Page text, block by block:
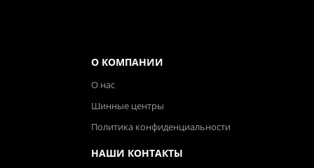
О КОМПАНИИ
О нас
Шинные центры
Политика конфиденциальности
НАШИ КОНТАКТЫ